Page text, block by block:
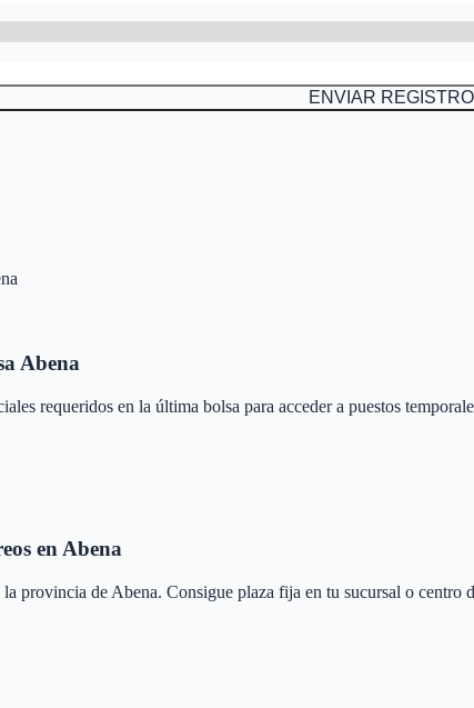
ENVIAR REGISTRO
Abena
requeridos en la última bolsa para acceder a puestos
en Abena
la provincia de Abena. Consigue plaza fija en tu sucursal o centro